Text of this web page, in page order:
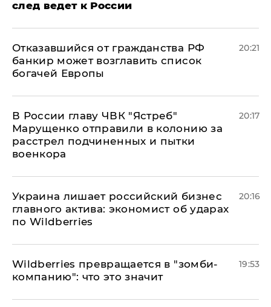
след ведет к России
Отказавшийся от гражданства РФ
банкир может возглавить список
богачей Европы
20:21
В России главу ЧВК "Ястреб"
Марущенко отправили в колонию за
расстрел подчиненных и пытки
военкора
20:17
​Украина лишает российский бизнес
главного актива: экономист об ударах
по Wildberries
20:16
Wildberries превращается в "зомби-
компанию": что это значит
19:53